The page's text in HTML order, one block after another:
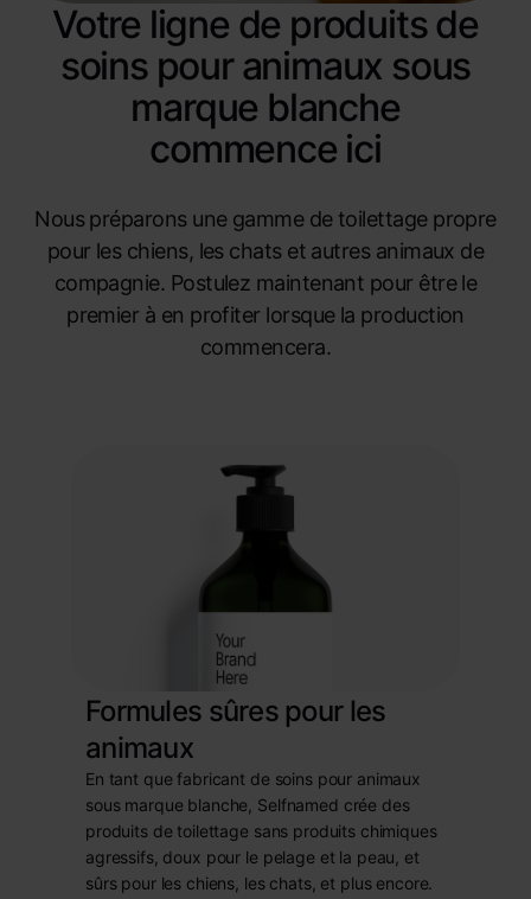
Votre ligne de produits de
soins pour animaux sous
marque blanche
commence ici
Nous préparons une gamme de toilettage propre
pour les chiens, les chats et autres animaux de
compagnie. Postulez maintenant pour être le
premier à en profiter lorsque la production
commencera.
Formules sûres pour les
animaux
En tant que fabricant de soins pour animaux
sous marque blanche, Selfnamed crée des
produits de toilettage sans produits chimiques
agressifs, doux pour le pelage et la peau, et
sûrs pour les chiens, les chats, et plus encore.